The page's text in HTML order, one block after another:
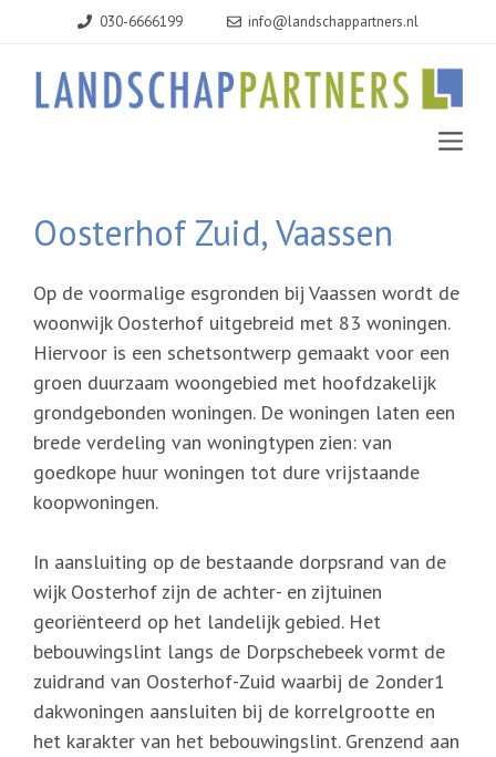
inhoud
030-6666199 info@landschappartners.nl
Oosterhof Zuid, Vaassen
Op de voormalige esgronden bij Vaassen wordt de
woonwijk Oosterhof uitgebreid met 83 woningen.
Hiervoor is een schetsontwerp gemaakt voor een
groen duurzaam woongebied met hoofdzakelijk
grondgebonden woningen. De woningen laten een
brede verdeling van woningtypen zien: van
goedkope huur woningen tot dure vrijstaande
koopwoningen.
In aansluiting op de bestaande dorpsrand van de
wijk Oosterhof zijn de achter- en zijtuinen
georiënteerd op het landelijk gebied. Het
bebouwingslint langs de Dorpschebeek vormt de
zuidrand van Oosterhof-Zuid waarbij de 2onder1
dakwoningen aansluiten bij de korrelgrootte en
het karakter van het bebouwingslint. Grenzend aan